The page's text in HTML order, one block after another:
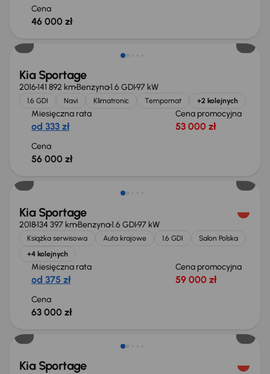
Cena
46 000 zł
Kia Sportage
2016141 892 kmBenzyna1.6 GDI97 kW
1.6 GDI Navi Klimatronic Tempomat +2 kolejnych
Miesięczna rata
od 333 zł
Cena promocyjna
53 000 zł
Cena
56 000 zł
Kia Sportage
2018134 397 kmBenzyna1.6 GDI97 kW
Książka serwisowa Auta krajowe 1.6 GDI
Salon Polska
+4 kolejnych
Miesięczna rata
od 375 zł
Cena promocyjna
59 000 zł
Cena
63 000 zł
Taniej o 2 000 zł
Kia Sportage